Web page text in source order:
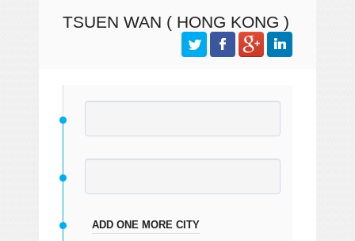
TSUEN WAN ( HONG KONG )
ADD ONE MORE CITY